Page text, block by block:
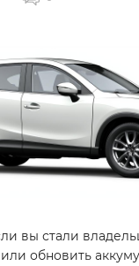
вы стали
обновить